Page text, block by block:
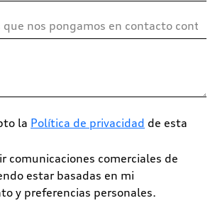
la Política de privacidad de esta
comunicaciones comerciales de
estar basadas en mi
y preferencias personales.